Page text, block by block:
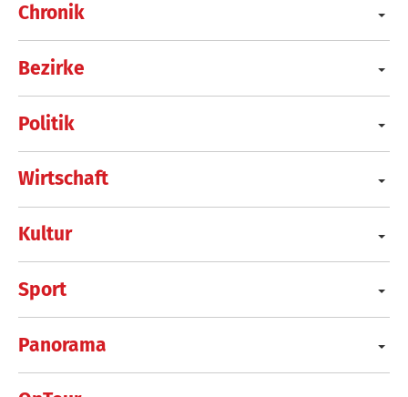
Chronik
Bezirke
Politik
Wirtschaft
Kultur
Sport
Panorama